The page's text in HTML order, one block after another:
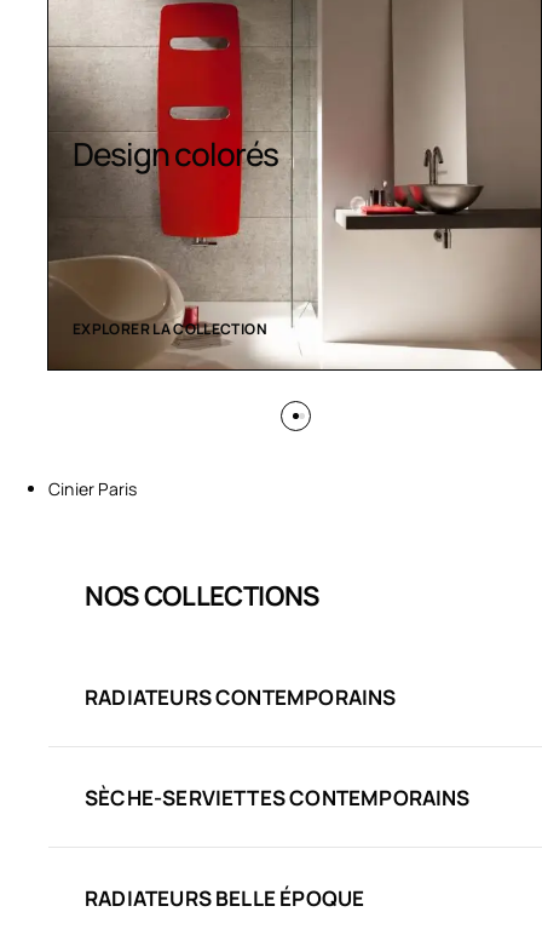
Sèche-serviettes
contemporains
EXPLORER LA COLLECTION
Cinier Paris
NOS COLLECTIONS
RADIATEURS CONTEMPORAINS
SÈCHE-SERVIETTES CONTEMPORAINS
RADIATEURS BELLE ÉPOQUE